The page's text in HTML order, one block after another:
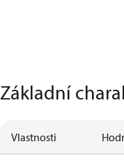
Základní
Vlastnosti